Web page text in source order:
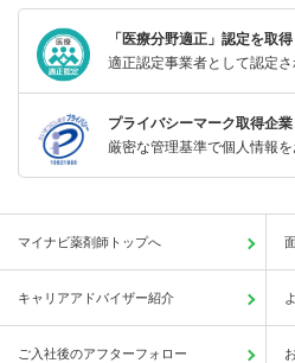
「医療分野適正」認定を取得
適正認定事業者として認定さ
プライバシーマーク取得企業
厳密な管理基準で個人情報を
マイナビ薬剤師トップへ
キャリアアドバイザー紹介
ご入社後のアフターフォロー